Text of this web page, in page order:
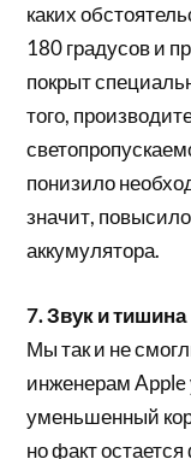
каких
180 градусов и
покрыт
того,
понизило
значит,
аккумулятора.
7. Звук и тишина
Мы так и не
инженерам Apple
уменьшенный
но факт